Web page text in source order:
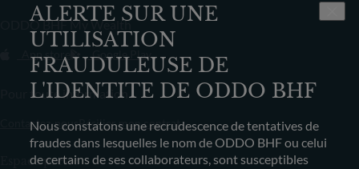
ALERTE SUR UNE
UTILISATION
FRAUDULEUSE DE
L'IDENTITE DE ODDO BHF
Nous constatons une recrudescence de tentatives de
fraudes dans lesquelles le nom de ODDO BHF ou celui
de certains de ses collaborateurs, sont susceptibles
ODDO BHF My Wealth
App store Google Play
Pour toute information
Contactez-nousRésilier mon contrat
Espace presse